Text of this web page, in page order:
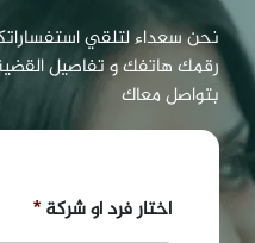
نحن سعداء لتلقي
رقمك هاتفك و تفاصيل
بتواصل معاك
اختار فرد او شركة *